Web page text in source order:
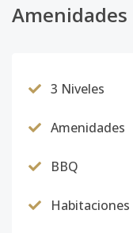
B12
Código 5828-12
B14
Código5828
A4
Amenidades
3 Niveles
Amenidades
BBQ
Habitaciones